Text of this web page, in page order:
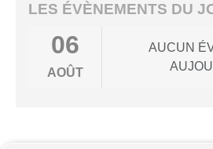
LES ÉVÈNEMENTS DU
06
AOÛT
AUCUN